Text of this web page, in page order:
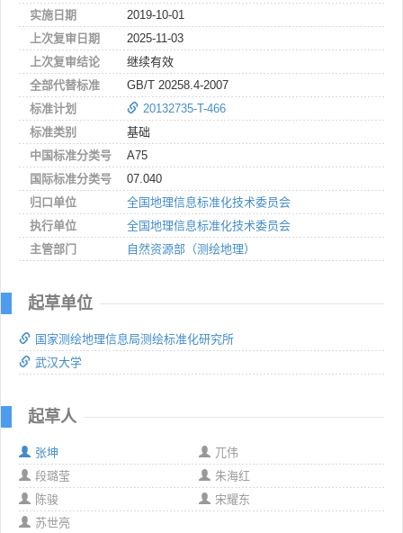
实施日期
2019-10-01
上次复审日期
2025-11-03
上次复审结论
继续有效
全部代替标准
GB/T 20258.4-2007
标准计划
20132735-T-466
标准类别
基础
中国标准分类号
A75
国际标准分类号
07.040
归口单位
全国地理信息标准化技术委员会
执行单位
全国地理信息标准化技术委员会
主管部门
自然资源部（测绘地理）
起草单位
国家测绘地理信息局测绘标准化研究所
武汉大学
起草人
张坤
兀伟
段璐莹
朱海红
陈骏
宋耀东
苏世亮